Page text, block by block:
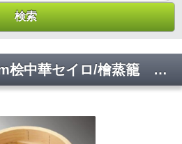
【中華セイロ】48cm桧中華セイロ/檜蒸籠 身のみ 蒸し 温野菜 小籠包 肉まん 春巻き 0485700 内径442*高さ88 【代引き不可】